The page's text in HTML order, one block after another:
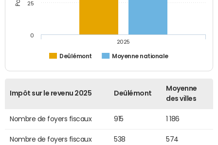
Deûlémont Moyenne nationale
2025
0
25
Impôt sur le revenu 2025 Deûlémont
Moyenne
des villes
Nombre de foyers fiscaux 915 1 186
Nombre de foyers fiscaux
538 574